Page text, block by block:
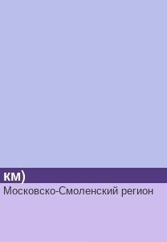
Московско-Смоленский регион